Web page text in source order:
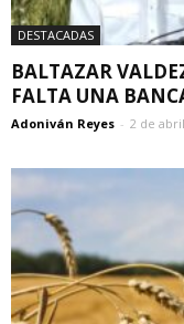
DESTACADAS
BALTAZAR
FALTA UNA
Adoniván Reyes - 2 de